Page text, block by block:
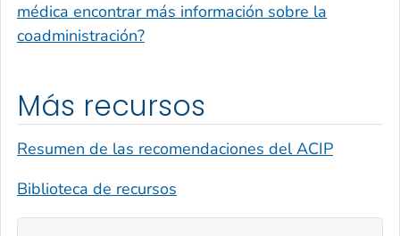
médica encontrar más información sobre la
coadministración?
Más recursos
Resumen de las recomendaciones del ACIP
Biblioteca de recursos